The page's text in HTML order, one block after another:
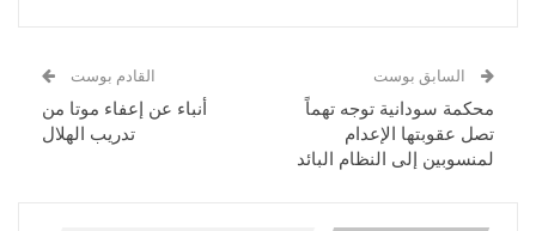
السابق بوست
محكمة سودانية توجه تهماً
تصل عقوبتها الإعدام
لمنسوبين إلى النظام البائد
القادم بوست
أنباء عن إعفاء موتا من
تدريب الهلال